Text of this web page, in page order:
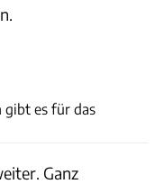
gibt es für das
Ganz